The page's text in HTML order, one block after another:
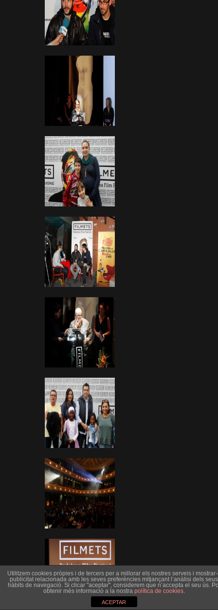
Utilitzem cookies pròpies i de tercers per a millorar els nostres serveis i
publicitat relacionada amb les seves preferències mitjançant l’anàlisi dels seus
hàbits de navegació. Si clicar "aceptar", considerem que n’accepta el seu ús.
obtenir més informació a la nostra política de cookies.
ACEPTAR